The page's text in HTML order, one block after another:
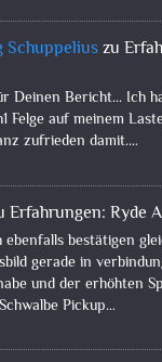
Schuppeliuszu
Deinen Bericht... Ich
Felge auf meinem
zufrieden damit.…
Erfahrungen: Ryde
bestätigen
gerade in
und der erhöhten
Pickup…